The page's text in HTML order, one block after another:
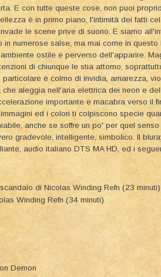
E con tutte queste cose, non puoi
è in primo piano, l'intimità dei fatti
le scene prive di suono. E siamo
in numerose salse, ma mai come in
ostile e perverso dell'apparire.
di chiunque le stia attorno,
particolare è colmo di invidia, amarezza,
che aleggia nell'aria elettrica dei neon e
importante e macabra verso il
ed i colori ti colpiscono specie
anche se soffre un po' per quel
gradevole, intelligente, simbolico. Il
audio italiano DTS MA HD, ed i
di Nicolas Winding Refn (23 minuti)
Winding Refn (34 minuti)
Demon